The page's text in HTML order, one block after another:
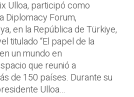
Ulloa, participó como
Diplomacy Forum,
en la República de Türkiye,
titulado “El papel de la
un mundo en
que reunió a
de 150 países. Durante su
Ulloa…